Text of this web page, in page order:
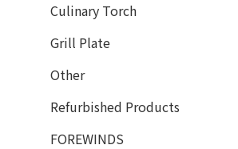
Culinary Torch
Grill Plate
Other
Refurbished Products
FOREWINDS